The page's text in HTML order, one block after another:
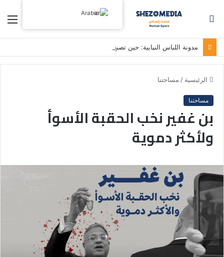
مدونة اللباس النيابية: حين تصبح الوصاية بديلاً عن معالجة الأزمات
الرئيسية / مساحتنا
مساحتنا
بن غفير نخب الحقبة الأسوأ
ولأكثر دموية
Arabic